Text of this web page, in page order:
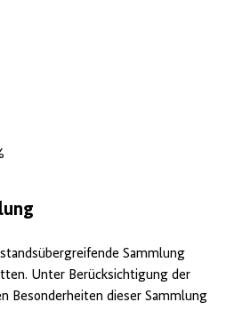
Sammlung
Unter Berücksichtigung der
Besonderheiten dieser Sammlung